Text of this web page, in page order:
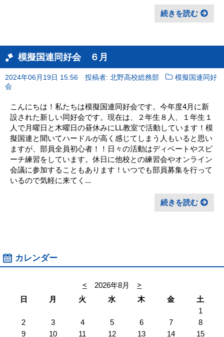
続きを読む
模擬国連同好会 ６月
2024年06月19日 15:56 投稿者: 北野高校総務部
模擬国連同好
会
こんにちは！私たちは模擬国連同好会です。今年度4月に新
設された新しい同好会です。現在は、２年生８人、１年生１
人で月曜日と木曜日の昼休みにLL教室で活動しています！模
擬国連と聞いてハードルが高く感じてしまう人もいると思い
ますが、部員全員初心者！！日々の活動はディベートやスピ
ーチ練習をしています。休日に他校との練習会やオンライン
会議に参加することもあります！いつでも部員募集を行って
いるので気軽に来てく...
続きを読む
カレンダー
< 2026年8月
>
日
月 火 水 木 金
土
1
2
3 4 5 6 7
8
9
10 11 12 13 14
15